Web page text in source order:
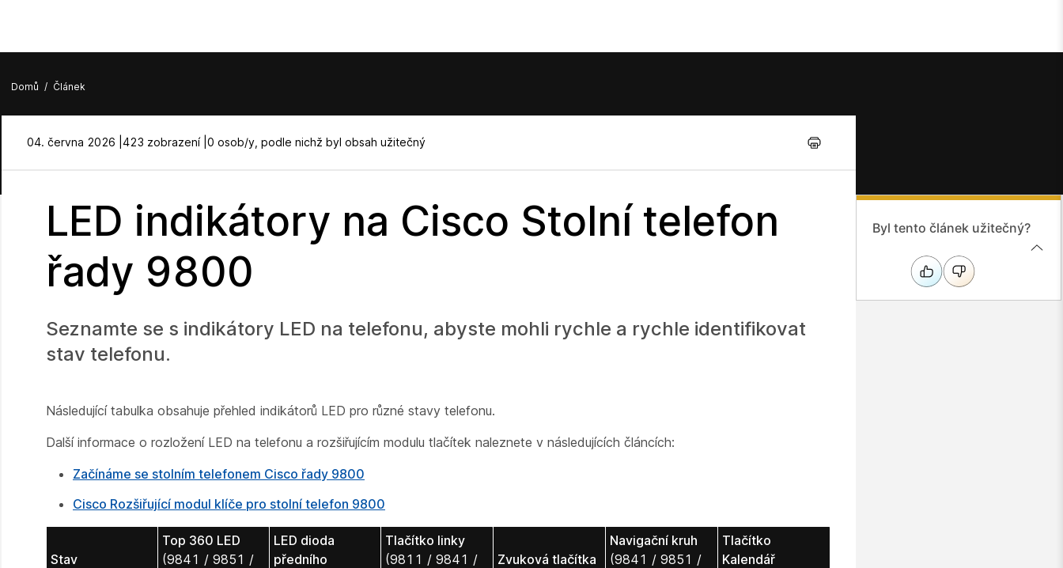
Domů / Článek
04. června 2026 | 423 zobrazení | 0 osob/y, podle nichž byl obsah užitečný
LED indikátory na Cisco Stolní telefon
řady 9800
Seznamte se s indikátory LED na telefonu, abyste mohli rychle a rychle identifikovat
stav telefonu.
Následující tabulka obsahuje přehled indikátorů LED pro různé stavy telefonu.
Další informace o rozložení LED na telefonu a rozšiřujícím modulu tlačítek naleznete v následujících článcích:
Začínáme se stolním telefonem Cisco řady 9800
Cisco Rozšiřující modul klíče pro stolní telefon 9800
Stav
Top 360 LED
(9841 / 9851 /
LED dioda
předního
Tlačítko linky
(9811 / 9841 /
Zvuková tlačítka
Navigační kruh
(9841 / 9851 /
Tlačítko
Kalendář
Byl tento článek užitečný?